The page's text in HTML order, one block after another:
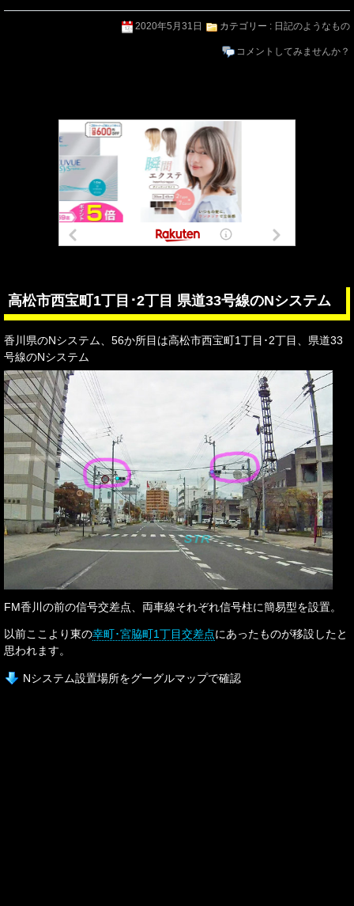
2020年5月31日 カテゴリー : 日記のようなもの
コメントしてみませんか？
高松市西宝町1丁目･2丁目 県道33号線のNシステム
香川県のNシステム、56か所目は高松市西宝町1丁目･2丁目、県道33
号線のNシステム
FM香川の前の信号交差点、両車線それぞれ信号柱に簡易型を設置。
以前ここより東の幸町･宮脇町1丁目交差点にあったものが移設したと
思われます。
Nシステム設置場所をグーグルマップで確認